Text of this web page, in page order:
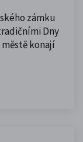
zámku
Dny
konají